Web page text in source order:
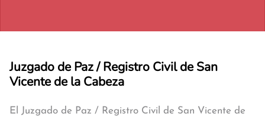
Juzgado de Paz / Registro Civil de San
Vicente de la Cabeza
El Juzgado de Paz / Registro Civil de San Vicente de